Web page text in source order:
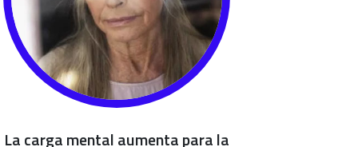
La carga mental aumenta para la